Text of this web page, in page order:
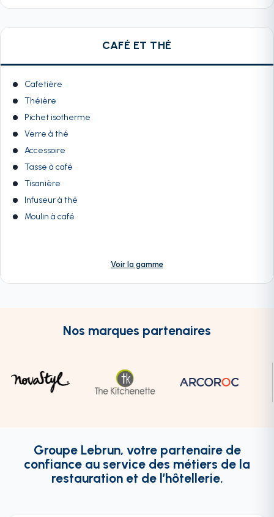
CAFÉ ET THÉ
Cafetière
Théière
Pichet isotherme
Verre à thé
Accessoire
Tasse à café
Tisanière
Infuseur à thé
Moulin à café
Voir la gamme
Nos marques partenaires
Groupe Lebrun, votre partenaire de
confiance au service des métiers de la
restauration et de l’hôtellerie.